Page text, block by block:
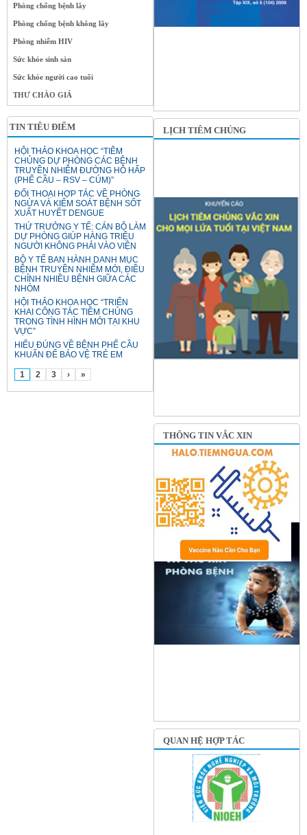
Phòng chống bệnh lây
Phòng chống bệnh không lây
Phòng nhiễm HIV
Sức khỏe sinh sản
Sức khỏe người cao tuổi
THƯ CHÀO GIÁ
TIN TIÊU ĐIỂM
HỘI THẢO KHOA HỌC “TIÊM
CHỦNG DỰ PHÒNG CÁC BỆNH
TRUYỀN NHIỄM ĐƯỜNG HÔ HẤP
(PHẾ CẦU – RSV – CÚM)”
ĐỐI THOẠI HỢP TÁC VỀ PHÒNG
NGỪA VÀ KIỂM SOÁT BỆNH SỐT
XUẤT HUYẾT DENGUE
THỨ TRƯỞNG Y TẾ: CÁN BỘ LÀM
DỰ PHÒNG GIÚP HÀNG TRIỆU
NGƯỜI KHÔNG PHẢI VÀO VIỆN
BỘ Y TẾ BAN HÀNH DANH MỤC
BỆNH TRUYỀN NHIỄM MỚI, ĐIỀU
CHỈNH NHIỀU BỆNH GIỮA CÁC
NHÓM
HỘI THẢO KHOA HỌC “TRIỂN
KHAI CÔNG TÁC TIÊM CHỦNG
TRONG TÌNH HÌNH MỚI TẠI KHU
VỰC”
HIỂU ĐÚNG VỀ BỆNH PHẾ CẦU
KHUẨN ĐỂ BẢO VỆ TRẺ EM
1 2 3 › »
LỊCH TIÊM CHỦNG
THÔNG TIN VẮC XIN
QUAN HỆ HỢP TÁC